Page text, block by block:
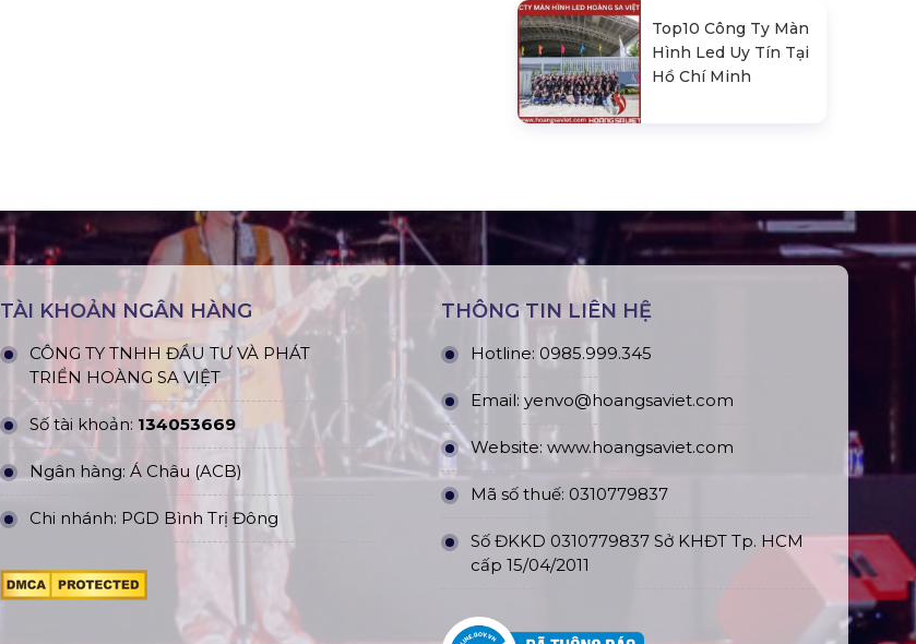
Top10 Công Ty Màn
Hình Led Uy Tín Tại
Hồ Chí Minh
TÀI KHOẢN NGÂN HÀNG
CÔNG TY TNHH ĐẦU TƯ VÀ PHÁT
TRIỂN HOÀNG SA VIỆT
Số tài khoản: 134053669
Ngân hàng: Á Châu (ACB)
Chi nhánh: PGD Bình Trị Đông
THÔNG TIN LIÊN HỆ
Hotline: 0985.999.345
Email: yenvo@hoangsaviet.com
Website: www.hoangsaviet.com
Mã số thuế: 0310779837
Số ĐKKD 0310779837 Sở KHĐT Tp. HCM
cấp 15/04/2011